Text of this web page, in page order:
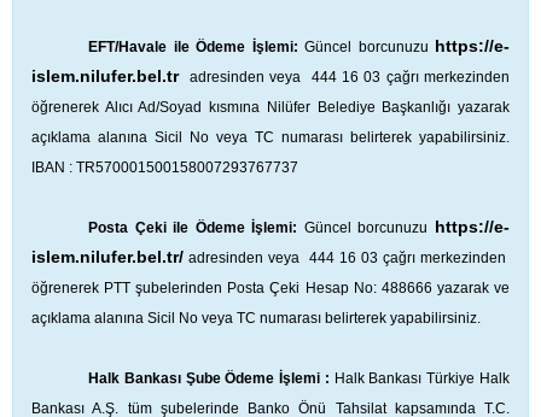
EFT/Havale ile Ödeme İşlemi: Güncel borcunuzu https://e-
islem.nilufer.bel.tradresinden veya 444 16 03 çağrı merkezinden
öğrenerek Alıcı Ad/Soyad kısmına Nilüfer Belediye Başkanlığı yazarak
açıklama alanına Sicil No veya TC numarası belirterek yapabilirsiniz.
IBAN : TR570001500158007293767737
Posta Çeki ile Ödeme İşlemi: Güncel borcunuzu https://e-
islem.nilufer.bel.tr/ adresinden veya 444 16 03 çağrı merkezinden
öğrenerek PTT şubelerinden Posta Çeki Hesap No: 488666 yazarak ve
açıklama alanına Sicil No veya TC numarası belirterek yapabilirsiniz.
Halk Bankası Şube Ödeme İşlemi : Halk Bankası Türkiye Halk
Bankası A.Ş. tüm şubelerinde Banko Önü Tahsilat kapsamında T.C.